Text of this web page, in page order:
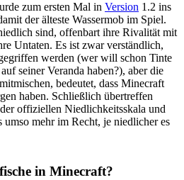
zum ersten Mal in Version 1.2 ins
der älteste Wassermob im Spiel.
sind, offenbart ihre Rivalität mit
Untaten. Es ist zwar verständlich,
werden (wer will schon Tinte
seiner Veranda haben?), aber die
mitmischen, bedeutet, dass Minecraft
haben. Schließlich übertreffen
offiziellen Niedlichkeitsskala und
mehr im Recht, je niedlicher es
in Minecraft?